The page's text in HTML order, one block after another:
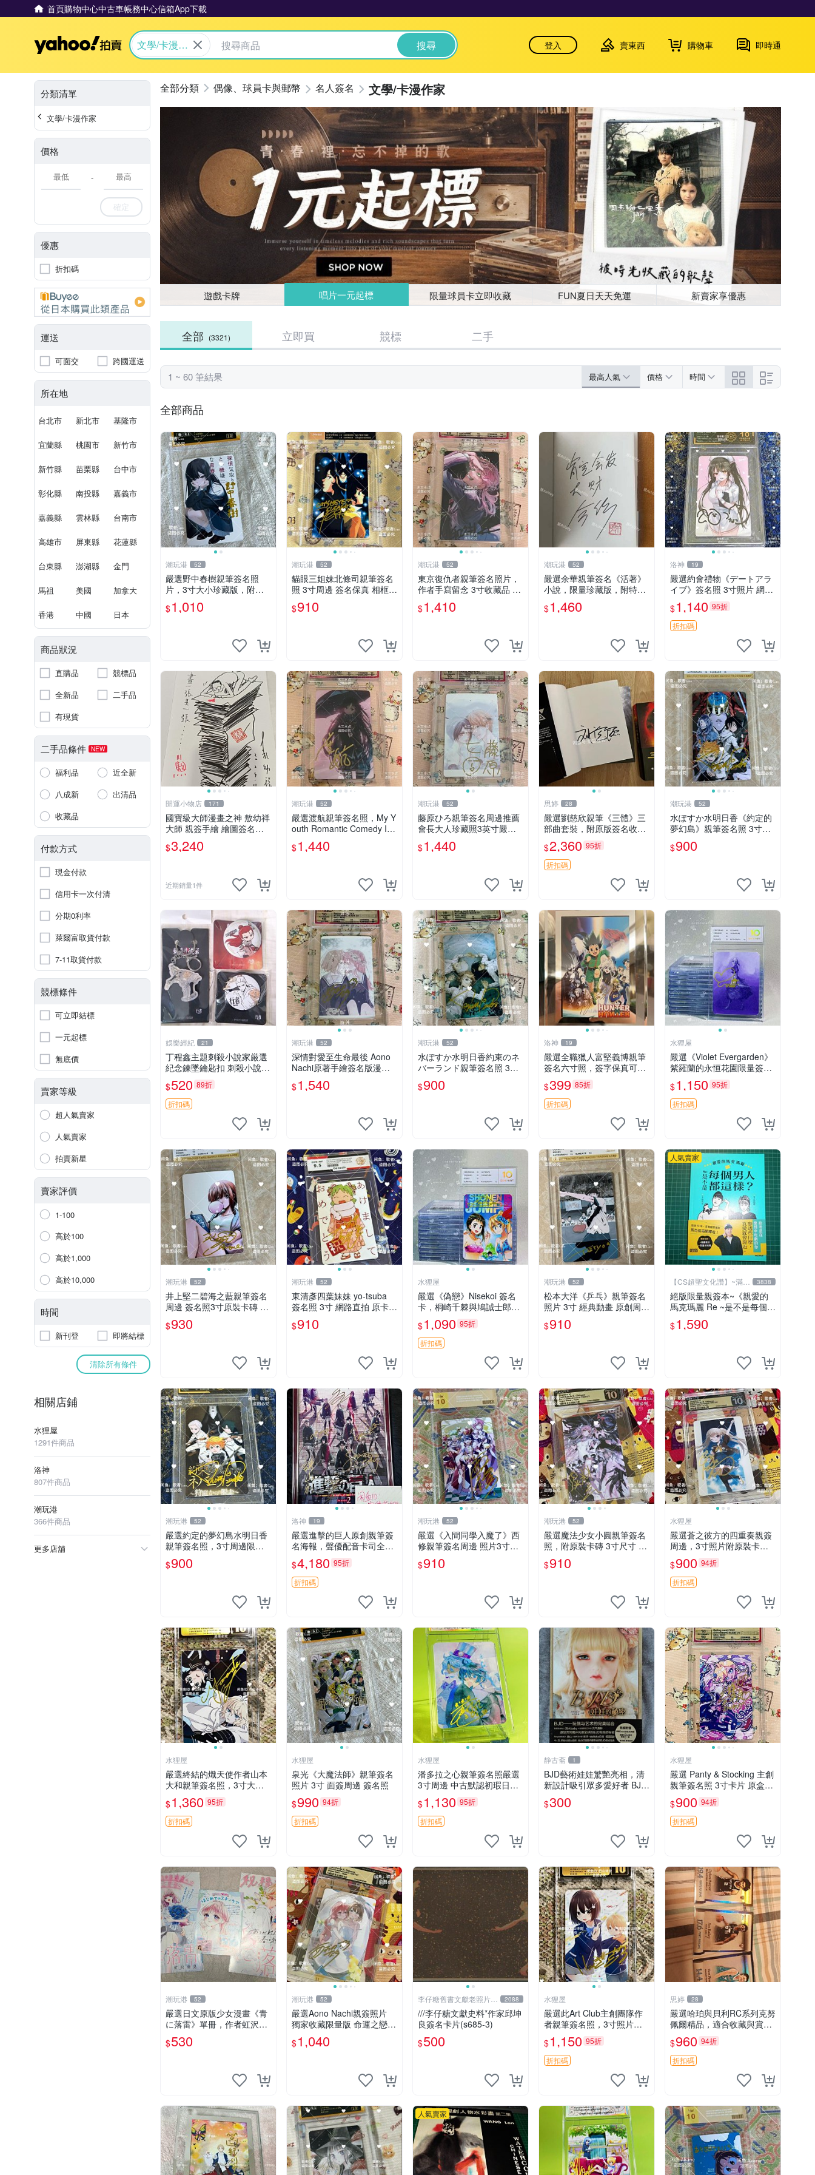
首頁購物中心中古車帳務中心信箱App下載
Yahoo拍賣
文學/卡漫作
搜尋 登入 賣東西 購物車 即時通
分類清單
文學/卡漫作家
價格
-
確定
優惠
折扣碼
運送
可面交 跨國運送
所在地
台北市 新北市 基隆市
宜蘭縣 桃園市 新竹市
新竹縣 苗栗縣 台中市
彰化縣 南投縣 嘉義市
嘉義縣 雲林縣 台南市
高雄市 屏東縣 花蓮縣
台東縣 澎湖縣 金門
馬祖 美國 加拿大
香港 中國 日本
商品狀況
直購品
競標品
全新品
二手品
有現貨
二手品條件 NEW
福利品
近全新
八成新
出清品
收藏品
付款方式
現金付款
信用卡一次付清
分期0利率
萊爾富取貨付款
7-11取貨付款
競標條件
可立即結標
一元起標
無底價
賣家等級
超人氣賣家
人氣賣家
拍賣新星
賣家評價
1-100
高於100
高於1,000
高於10,000
時間
新刊登 即將結標
清除所有條件
相關店鋪
水狸屋
1291件商品
洛神
807件商品
潮玩港
366件商品
更多店舖
偶像、球員卡與郵幣 名人簽名 文學/卡漫作家
遊戲卡牌 唱片一元起標 限量球員卡立即收藏 FUN夏日天天免運 新賣家享優惠
全部 (3321) 立即買 競標 二手
1 ~ 60 筆結果 最高人氣 價格 時間
全部商品
潮玩港 52
嚴選野中春樹親筆簽名照
片，3寸大小珍藏版，附原
裝卡磚。青春探偵迷必收！
青春時代、探案主題 現場簽
$1,010
潮玩港 52
貓眼三姐妹北條司親筆簽名
照 3寸周邊 簽名保真 相框包
裝 貓眼三姐妹 北條司 周邊
貓眼三姐妹 簽名照 包裝相
$910
潮玩港 52
東京復仇者親筆簽名照片，
作者手寫留念 3寸收藏品 面
簽珍藏 東京裡ベンジャーズ
畫家原創 約3x5.5cm 簽名版
$1,410
潮玩港 52
嚴選余華親筆簽名《活著》
小說，限量珍藏版，附特有
印章。 活著 小說 簽名書
$1,460
洛神 19
嚴選約會禮物《デートアラ
イブ》簽名照 3寸照片 網路
原圖 實物美 希望與你見面
デートアライブ 簽名照 收
藏品
$1,140 95折
折扣碼
開運小物店 171
國寶級大師漫畫之神 敖幼祥
大師 親簽手繪 繪圖簽名書
機會難得敖大師一輩子繪圖
創作多年有一句老師最金典
$3,240
近期銷量1件
潮玩港 52
嚴選渡航親筆簽名照，My Y
outh Romantic Comedy Is
Wrong限量收藏版 青春戀愛
物語 原創 漫畫周邊
$1,440
潮玩港 52
藤原ひろ親筆簽名周邊推薦
會長大人珍藏照3英寸嚴選
女仆紀念品 面簽收藏 會長
大人 簽名照 女仆照 面簽收
$1,440
思婷 28
嚴選劉慈欣親筆《三體》三
部曲套裝，附原版簽名收藏
版 三體 規格完整 網拍無疑
真品 收藏推薦 《三體》全
系列親筆簽名版 電影原著珍
藏必備 劉慈欣 《三體》
$2,360 95折
折扣碼
潮玩港 52
水ぽすか水明日香《約定的
夢幻島》親筆簽名照 3寸周
邊照片 簽名真跡 約束のネ
バーランド 周邊 照片收藏
$900
娛樂經紀 21
丁程鑫主題刺殺小說家厳選
紀念鍊墜鑰匙扣 刺殺小說家
丁程鑫 鍊墜
$520 89折
折扣碼
潮玩港 52
深情對愛至生命最後 Aono
Nachi原著手繪簽名版漫畫
親筆簽名限定收藏 命終不渝
之戀情 漫畫珍藏品
$1,540
潮玩港 52
水ぽすか水明日香約束のネ
バーランド親筆簽名照 3寸
周邊照片 面簽正品 簽名照
周邊
$900
洛神 19
嚴選全職獵人富堅義博親筆
簽名六寸照，簽字保真可擦
認，全新收藏好物，限量發
售 全職獵人 富堅義博 簽名
照片
$399 85折
折扣碼
水狸屋
嚴選《Violet Evergarden》
紫羅蘭的永恒花園限量簽名
卡，3寸帶原裝卡磚 日本中
古收藏推薦 薇爾莉特 曜佳
奈 筆記本
$1,150 95折
折扣碼
潮玩港 52
井上堅二碧海之藍親筆簽名
周邊 簽名照3寸原裝卡磚 親
筆、收藏、簽名照
$930
潮玩港 52
東清彥四葉妹妹 yo-tsuba
簽名照 3寸 網路直拍 原卡磚
包裝 發行限量 規格精細 收
藏推薦 yo-tsuba 簽名照 四
$910
水狸屋
嚴選《偽戀》Nisekoi 簽名
卡，桐崎千棘與鳩誠士郎精
美周邊，3寸日版中古帶原
裝卡磚，國內直郵 偽戀 Nis
ekoi 簽名卡 桐崎千棘
$1,090 95折
折扣碼
潮玩港 52
松本大洋《乒乓》親筆簽名
照片 3寸 經典動畫 原創周邊
經典動漫 周邊收藏 照片卡
磚
$910
人氣賣家
【CS超聖文化讚】~滿千
元送運
3838
絕版限量親簽本~《親愛的
馬克瑪麗 Re ~是不是每個男
人都這樣？（附贈快速通關
信封）》附書腰 歐馬克 吳
$1,590
潮玩港 52
嚴選約定的夢幻島水明日香
親筆簽名照，3寸周邊限量
珍藏 紙質佳 附卡磚 約定的
夢幻島 筆記本 名人照
$900
洛神 19
嚴選進擊的巨人原創親筆簽
名海報，聲優配音卡司全集
收藏推薦 艾倫、三笠、阿
明、埃爾文巨細靡遺肖像照
$4,180 95折
折扣碼
潮玩港 52
嚴選《入間同學入魔了》西
修親筆簽名周邊 照片3寸全
新含卡磚 收藏推薦 鏡像照
片 周邊收藏
$910
潮玩港 52
嚴選魔法少女小圓親筆簽名
照，附原裝卡磚 3寸尺寸 親
簽紀念品 小圓周邊 畫集 監
督親筆
$910
水狸屋
嚴選蒼之彼方的四重奏親簽
周邊，3寸照片附原裝卡磚
親簽照 收藏級 影印品 杜蕾
斯相紙質地 限量版 Aokana
Four Rhythm 藍光紀念照
簽名
$900 94折
折扣碼
水狸屋
嚴選終結的熾天使作者山本
大和親筆簽名照，3寸大小
附原裝卡磚 終結的熾天使
簽名照片 親筆簽名周邊
$1,360 95折
折扣碼
水狸屋
泉光《大魔法師》親筆簽名
照片 3寸 面簽周邊 簽名照
$990 94折
折扣碼
水狸屋
潘多拉之心親筆簽名照嚴選
3寸周邊 中古默認初瑕日版
含原裝卡磚 潘多拉之心 網
購 周邊 署名照
$1,130 95折
折扣碼
静古斋 1
BJD藝術娃娃驚艷亮相，清
新設計吸引眾多愛好者 BJD
娃娃、編織藝術、創意收藏
$300
水狸屋
嚴選 Panty & Stocking 主創
親筆簽名照 3寸卡片 原盒保
証 現場直拍 精確關鍵詞：P
anty Stocking 周邊 照片
$900 94折
折扣碼
潮玩港 52
嚴選日文原版少女漫畫《青
に落雷》單冊，作者虹沢羽
見精心創作，封面藍玫瑰情
侶插畫唯美動人， STORY 3
$530
潮玩港 52
嚴選Aono Nachi親簽照片
獨家收藏限量版 命運之戀真
跡簽名 命運之戀 親簽照 愛
的告白
$1,040
李仔糖舊書文獻老照片名
人收藏館
2088
///李仔糖文獻史料*作家邱坤
良簽名卡片(s685-3)
$500
水狸屋
嚴選此Art Club主創團隊作
者親筆簽名照，3寸照片附
原裝卡磚。收藏級面簽照，
適合藝術愛好者收藏與展
示。 3寸 簽名 照片
$1,150 95折
折扣碼
思婷 28
嚴選哈珀與貝利RC系列克努
佩爾精品，適合收藏與賞玩
RC 玩具 陶瓷
$960 94折
折扣碼
人氣賣家